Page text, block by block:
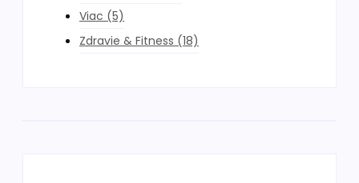
Viac (5)
Zdravie & Fitness (18)